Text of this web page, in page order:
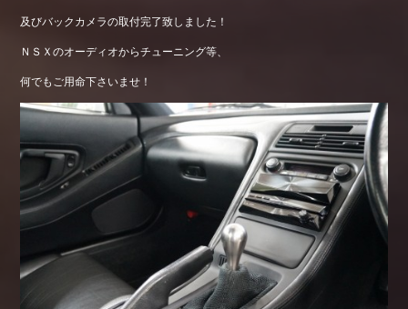
及びバックカメラの取付完了致しました！
ＮＳＸのオーディオからチューニング等、
何でもご用命下さいませ！